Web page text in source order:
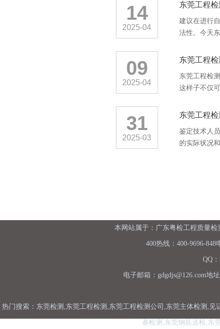
14
2025-04
东莞工程
建议在进行
法性。今天
09
2025-04
东莞工程
东莞工程检
这样子不仅
31
2025-03
东莞工程
鉴定技术人
的实际状况
本网站属于：广东粤检工程质量
400热线：400-9696-848
QQ
电子邮箱：gdgdjs@126.com地
热门搜索：东莞检测,东莞工程检测,东莞工程检测公司,东莞主体检测,
基检测,东莞钢筋送检,东